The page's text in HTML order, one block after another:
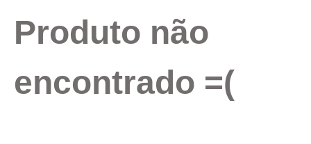
Produto não
encontrado =(
2º linha
4º tecido